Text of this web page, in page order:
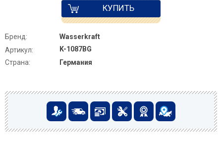
КУПИТЬ
Бренд:
Wasserkraft
Артикул:
K-1087BG
Страна:
Германия